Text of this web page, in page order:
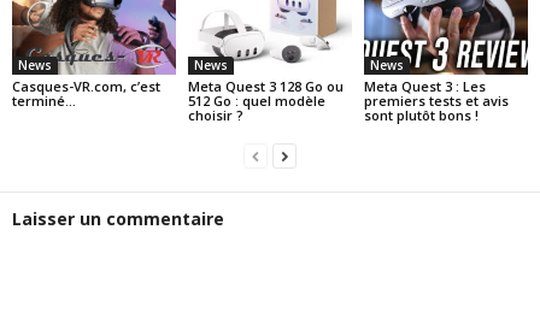
News
Casques-VR.com, c’est
terminé…
News
Meta Quest 3 128 Go ou
512 Go : quel modèle
choisir ?
News
Meta Quest 3 : Les
premiers tests et avis
sont plutôt bons !
Laisser un commentaire